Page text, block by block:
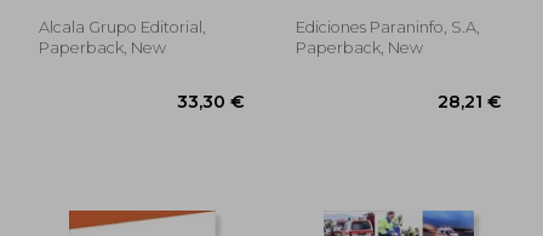
Spanish)
Alcala Grupo Editorial,
Paperback, New
Ediciones Paraninfo, S.A,
Paperback, New